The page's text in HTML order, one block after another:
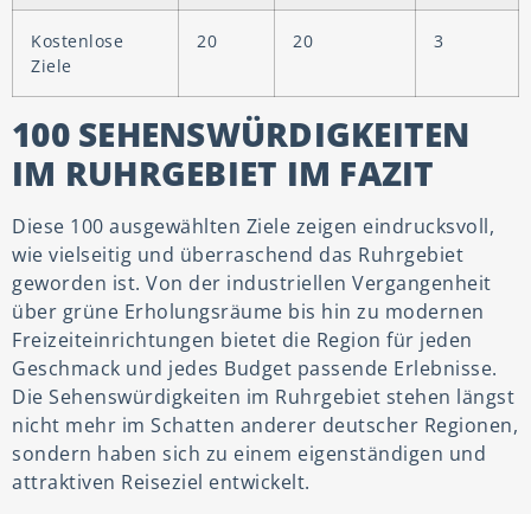
Kostenlose
Ziele
20 20 3
100 SEHENSWÜRDIGKEITEN
IM RUHRGEBIET IM FAZIT
Diese 100 ausgewählten Ziele zeigen eindrucksvoll,
wie vielseitig und überraschend das Ruhrgebiet
geworden ist. Von der industriellen Vergangenheit
über grüne Erholungsräume bis hin zu modernen
Freizeiteinrichtungen bietet die Region für jeden
Geschmack und jedes Budget passende Erlebnisse.
Die Sehenswürdigkeiten im Ruhrgebiet stehen längst
nicht mehr im Schatten anderer deutscher Regionen,
sondern haben sich zu einem eigenständigen und
attraktiven Reiseziel entwickelt.